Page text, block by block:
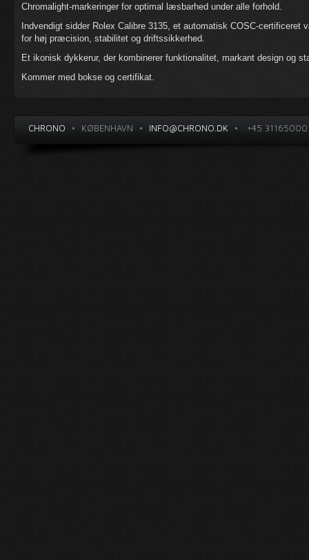
Chromalight-markeringer for optimal læsbarhed under alle forhold.
Indvendigt sidder Rolex Calibre 3135, et automatisk COSC-
for høj præcision, stabilitet og driftssikkerhed.
Et ikonisk dykkerur, der kombinerer funktionalitet, markant design og
Kommer med bokse og certifikat.
CHRONO • KØBENHAVN • INFO@CHRONO.DK • +45 31165000